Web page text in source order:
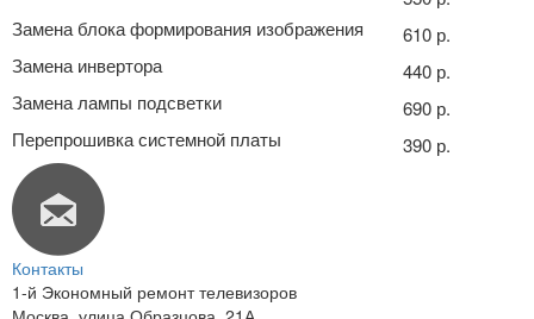
Замена блока формирования изображения
610 р.
Замена инвертора
440 р.
Замена лампы подсветки
690 р.
Перепрошивка системной платы
390 р.
Контакты
1-й Экономный ремонт телевизоров